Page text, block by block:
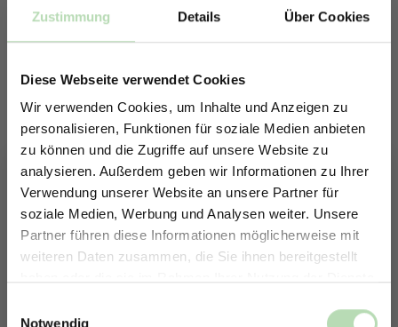
Zustimmung Details Über Cookies
Diese Webseite verwendet Cookies
Wir verwenden Cookies, um Inhalte und Anzeigen zu
personalisieren, Funktionen für soziale Medien anbieten
zu können und die Zugriffe auf unsere Website zu
analysieren. Außerdem geben wir Informationen zu Ihrer
Verwendung unserer Website an unsere Partner für
soziale Medien, Werbung und Analysen weiter. Unsere
Partner führen diese Informationen möglicherweise mit
weiteren Daten zusammen, die Sie ihnen bereitgestellt
Notwendig
Erstelle in nur 4 Schritten deine
ERHALTE 5% RABATT AUF
DEINE RÜCKWÄNDE